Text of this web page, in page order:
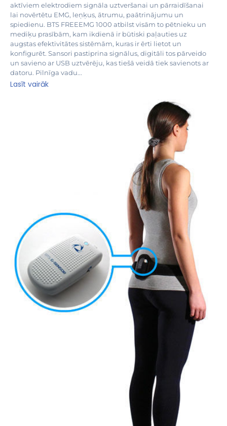
aktīviem elektrodiem signāla uztveršanai un pārraidīšanai
lai novērtētu EMG, leņķus, ātrumu, paātrinājumu un
spiedienu. BTS FREEEMG 1000 atbilst visām to pētnieku un
mediķu prasībām, kam ikdienā ir būtiski paļauties uz
augstas efektivitātes sistēmām, kuras ir ērti lietot un
konfigurēt. Sansori pastiprina signālus, digitāli tos pārveido
un savieno ar USB uztvērēju, kas tiešā veidā tiek savienots ar
datoru. Pilnīga vadu...
Lasīt vairāk